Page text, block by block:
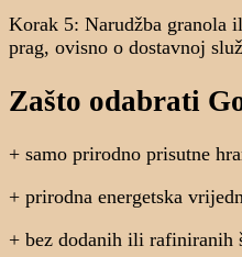
Korak 5: Narudžba granola
prag, ovisno o dostavnoj
Zašto odabrati
+ samo prirodno prisutne
+ prirodna energetska
+ bez dodanih ili rafiniranih